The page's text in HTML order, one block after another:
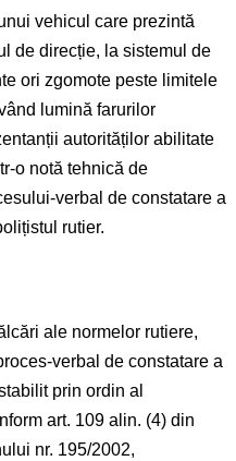
vehicul care prezintă
de direcție, la sistemul de
ori zgomote peste limitele
lumină farurilor
autorităților abilitate
o notă tehnică de
verbal de constatare a
rutier.
ale normelor rutiere,
verbal de constatare a
prin ordin al
art. 109 alin. (4) din
nr. 195/2002,